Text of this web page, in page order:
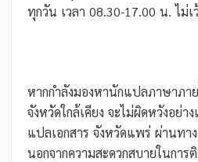
ทุกวัน เวลา 08.30-17.00 น. ไม่
หากกำลังมองหานักแปลภาษาภา
จังหวัดใกล้เคียง จะไม่ผิดหวังอย่
แปลเอกสาร จังหวัดแพร่ ผ่านทาง
นอกจากความสะดวกสบายในกา